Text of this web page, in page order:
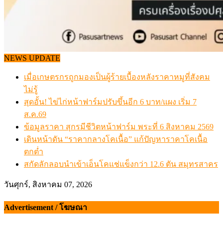
NEWS UPDATE
เมื่อเกษตรกรถูกมองเป็นผู้ร้ายเบื้องหลังราคาหมูที่สังคม
ไม่รู้
สุดอั้น! ไข่ไก่หน้าฟาร์มปรับขึ้นอีก 6 บาท/แผง เริ่ม 7
ส.ค.69
ข้อมูลราคา สุกรมีชีวิตหน้าฟาร์ม พระที่ 6 สิงหาคม 2569
เดินหน้าดัน “ราคากลางโคเนื้อ” แก้ปัญหาราคาโคเนื้อ
ตกต่ำ
สกัดลักลอบนำเข้าเอ็นโคแช่แข็งกว่า 12.6 ตัน สมุทรสาคร
วันศุกร์, สิงหาคม 07, 2026
Advertisement / โฆษณา